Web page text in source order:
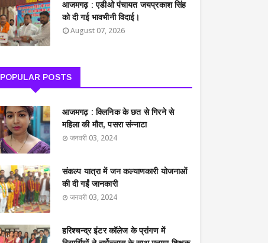
आजमगढ़ : एडीओ पंचायत जयप्रकाश सिंह
को दी गई भावभीनी विदाई।
August 07, 2026
POPULAR POSTS
आजमगढ़ : क्लिनिक के छत से गिरने से
महिला की मौत, पसरा संन्नाटा
जनवरी 03, 2024
संकल्प यात्रा में जन कल्याणकारी योजनाओं
की दी गईं जानकारी
जनवरी 03, 2024
हरिश्चन्द्र इंटर कॉलेज के प्रांगण में